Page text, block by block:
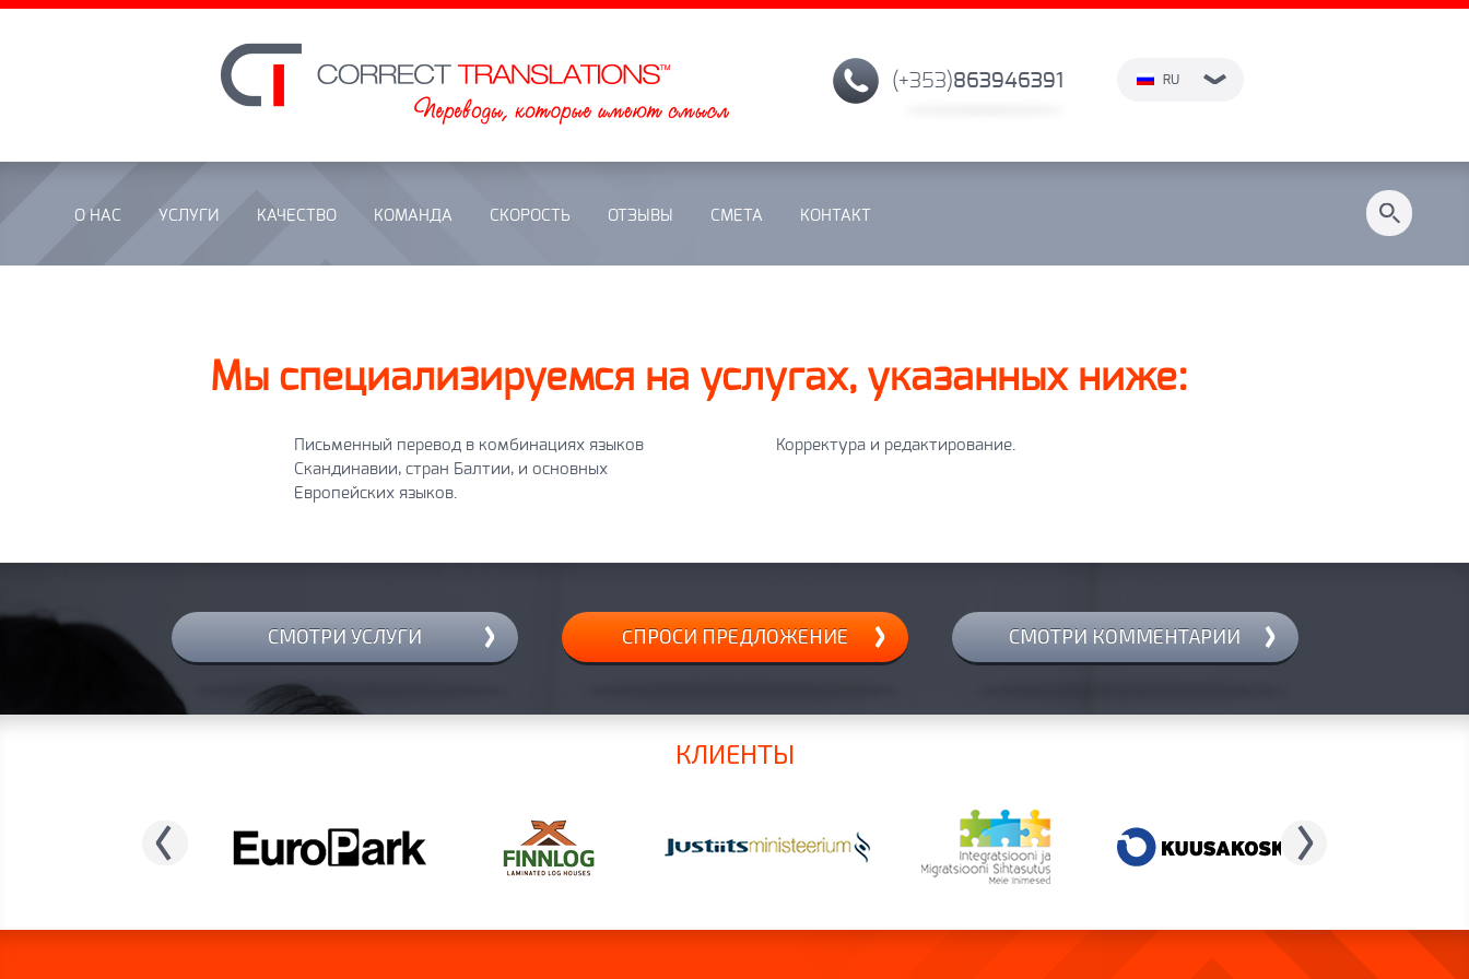
(+353)863946391 RU
О НАС УСЛУГИ КАЧЕСТВО КОМАНДА СКОРОСТЬ ОТЗЫВЫ СМЕТА КОНТАКТ
Мы специализируемся на услугах, указанных ниже:
Письменный перевод в комбинациях языков
Скандинавии, стран Балтии, и основных
Европейских языков.
Корректура и редактирование.
СМОТРИ УСЛУГИ CПРОСИ ПРЕДЛОЖЕНИЕ СМОТРИ КОММЕНТАРИИ
КЛИЕНТЫ